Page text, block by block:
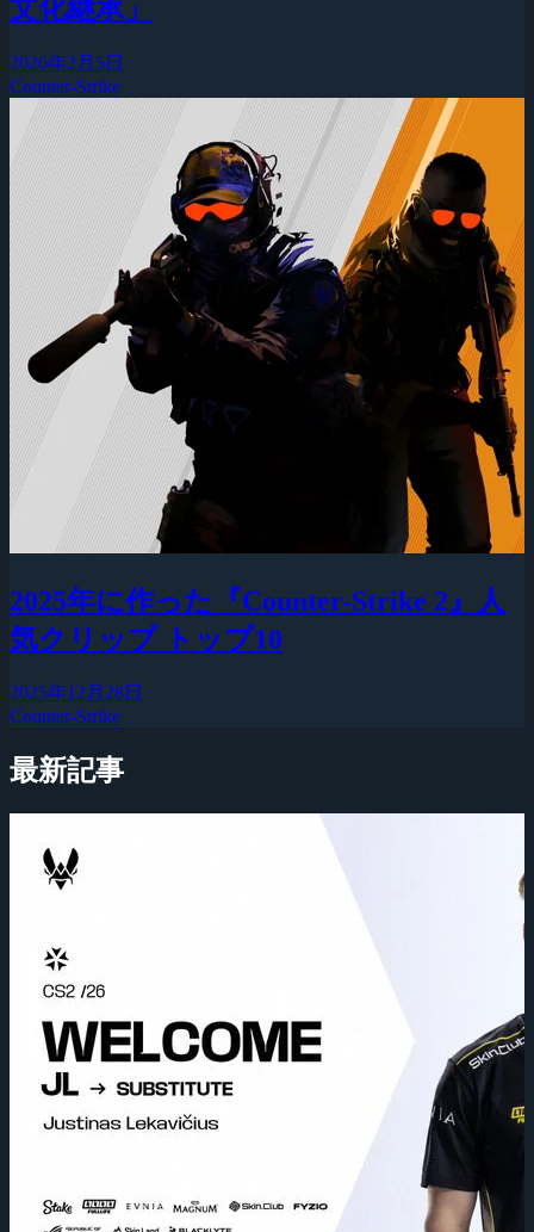
文化継承」
2026年2月5日
Counter-Strike
2025年に作った『Counter-Strike 2』人
気クリップ トップ10
2025年12月28日
Counter-Strike
最新記事